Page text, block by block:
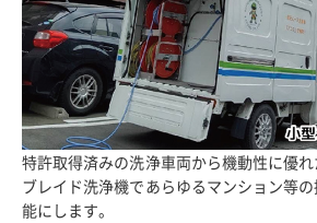
特許取得済みの洗浄車両から機動性に優
ブレイド洗浄機であらゆるマンション等
能にします。